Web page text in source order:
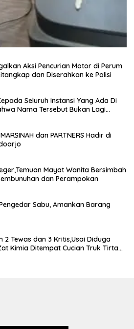
Aksi Pencurian Motor di Perum
dan Diserahkan ke Polisi
Seluruh Instansi Yang Ada Di
Nama Tersebut Bukan Lagi
dan PARTNERS Hadir di
Mayat Wanita Bersimbah
dan Perampokan
Sabu, Amankan Barang
2 Tewas dan 3 Kritis,Usai Diduga
Kimia Ditempat Cucian Truk Tirta